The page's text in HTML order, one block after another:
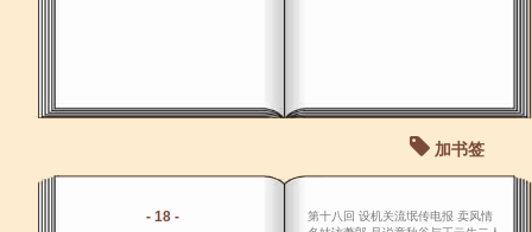
加书签
- 18 -
第十八回 设机关流氓传电报 卖风情